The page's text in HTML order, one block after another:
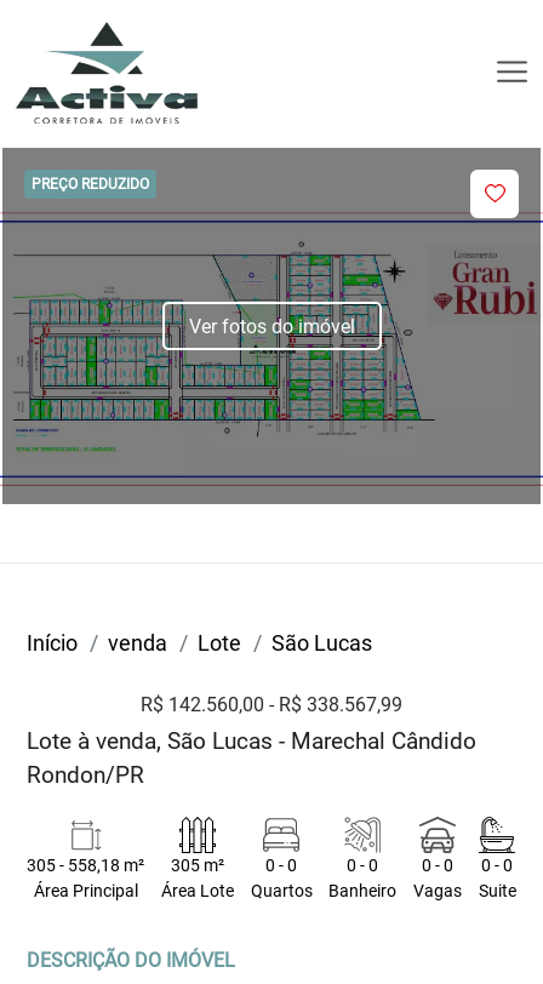
PREÇO REDUZIDO
Ver fotos do imóvel
Início venda Lote São Lucas
R$ 142.560,00 - R$ 338.567,99
Lote à venda, São Lucas - Marechal Cândido
Rondon/PR
305 - 558,18 m²
Área Principal
305 m²
Área Lote
0 - 0
Quartos
0 - 0
Banheiro
0 - 0
Vagas
0 - 0
Suite
DESCRIÇÃO DO IMÓVEL